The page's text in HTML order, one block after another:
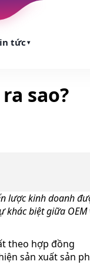
tức ▾
sao?
kinh doanh
biệt giữa
theo hợp đồng
sản xuất sản